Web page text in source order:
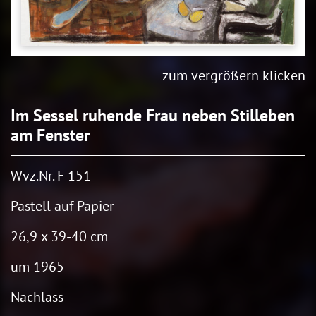
zum vergrößern klicken
Im Sessel ruhende Frau neben Stilleben
am Fenster
Wvz.Nr. F 151
Pastell auf Papier
26,9 x 39-40 cm
um 1965
Nachlass